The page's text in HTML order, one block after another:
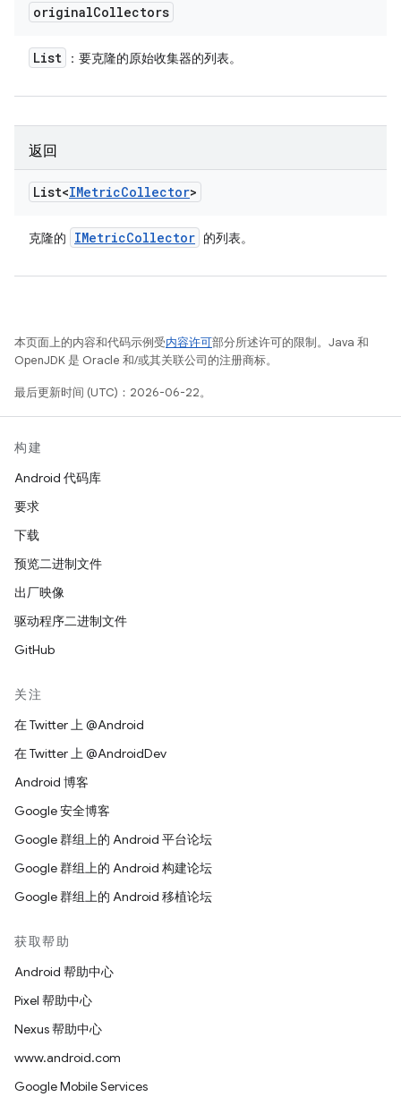
originalCollectors
List ：要克隆的原始收集器的列表。
返回
List<IMetricCollector>
克隆的 IMetricCollector 的列表。
本页面上的内容和代码示例受内容许可部分所述许可的限制。Java 和
OpenJDK 是 Oracle 和/或其关联公司的注册商标。
最后更新时间 (UTC)：2026-06-22。
构建
Android 代码库
要求
下载
预览二进制文件
出厂映像
驱动程序二进制文件
GitHub
关注
在 Twitter 上 @Android
在 Twitter 上 @AndroidDev
Android 博客
Google 安全博客
Google 群组上的 Android 平台论坛
Google 群组上的 Android 构建论坛
Google 群组上的 Android 移植论坛
获取帮助
Android 帮助中心
Pixel 帮助中心
Nexus 帮助中心
www.android.com
Google Mobile Services